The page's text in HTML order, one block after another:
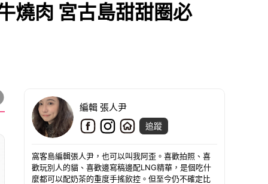
燒肉 宮古島甜甜圈必
編輯 張人尹
追蹤
窩客島編輯張人尹，也可以叫我阿歪。喜歡拍照、喜
歡玩別人的貓、喜歡邊寫稿邊配LNG精華，是個吃什
麼都可以配奶茶的重度手搖飲控。但至今仍不確定比